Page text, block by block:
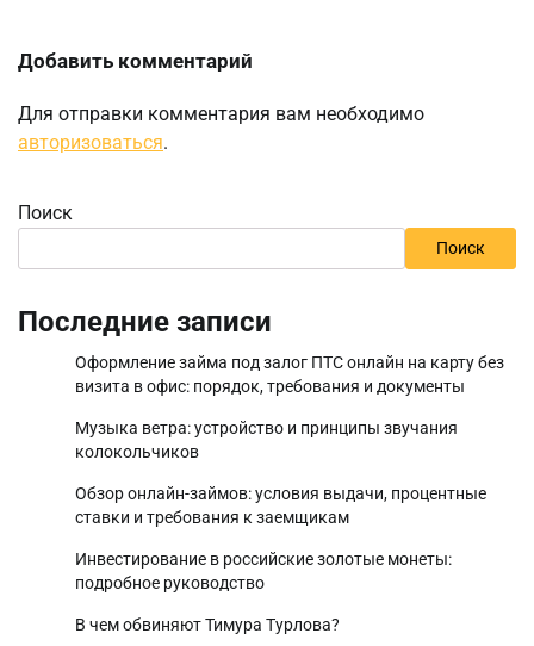
Добавить комментарий
Для отправки комментария вам необходимо
авторизоваться.
Поиск
Поиск
Последние записи
Оформление займа под залог ПТС онлайн на карту без
визита в офис: порядок, требования и документы
Музыка ветра: устройство и принципы звучания
колокольчиков
Обзор онлайн-займов: условия выдачи, процентные
ставки и требования к заемщикам
Инвестирование в российские золотые монеты:
подробное руководство
В чем обвиняют Тимура Турлова?